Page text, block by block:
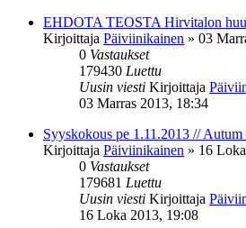
EHDOTA TEOSTA Hirvitalon
Kirjoittaja Päiviinikainen » 03
0 Vastaukset
179430 Luettu
Uusin viesti Kirjoittaja
03 Marras 2013, 18:34
Syyskokous pe 1.11.2013 //
Kirjoittaja Päiviinikainen » 16
0 Vastaukset
179681 Luettu
Uusin viesti Kirjoittaja
16 Loka 2013, 19:08